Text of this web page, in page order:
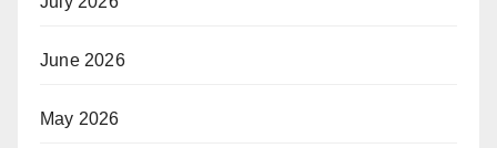
June 2026
May 2026